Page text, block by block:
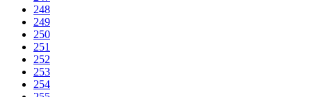
248
249
250
251
252
253
254